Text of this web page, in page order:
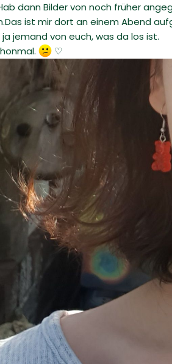
dann Bilder von noch früher
ist mir dort an einem Abend
jemand von euch, was da los ist.
♡